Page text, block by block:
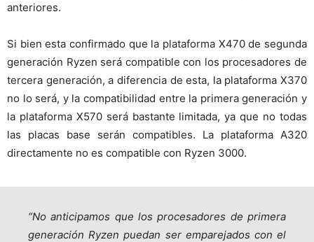
anteriores.
Si bien esta confirmado que la plataforma X470 de segunda
generación Ryzen será compatible con los procesadores de
tercera generación, a diferencia de esta, la plataforma X370
no lo será, y la compatibilidad entre la primera generación y
la plataforma X570 será bastante limitada, ya que no todas
las placas base serán compatibles. La plataforma A320
directamente no es compatible con Ryzen 3000.
“No anticipamos que los procesadores de primera
generación Ryzen puedan ser emparejados con el